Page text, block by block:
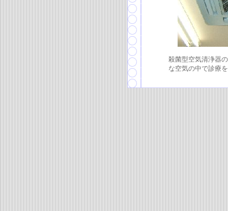
殺菌型空気清浄器
な空気の中で診療